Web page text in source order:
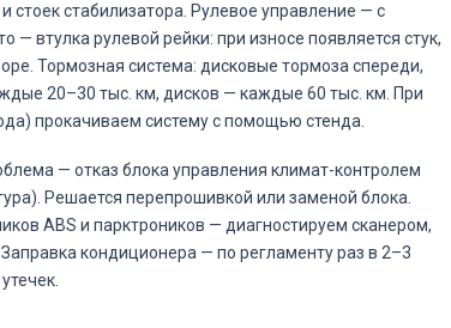
стоек стабилизатора. Рулевое управление — с
— втулка рулевой рейки: при износе появляется стук,
Тормозная система: дисковые тормоза спереди,
20–30 тыс. км, дисков — каждые 60 тыс. км. При
прокачиваем систему с помощью стенда.
— отказ блока управления климат-контролем
Решается перепрошивкой или заменой блока.
ABS и парктроников — диагностируем сканером,
кондиционера — по регламенту раз в 2–3